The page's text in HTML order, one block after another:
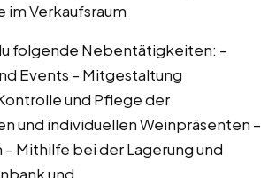
im Verkaufsraum
folgende Nebentätigkeiten: –
Events – Mitgestaltung
und Pflege der
und individuellen Weinpräsenten –
Mithilfe bei der Lagerung und
und